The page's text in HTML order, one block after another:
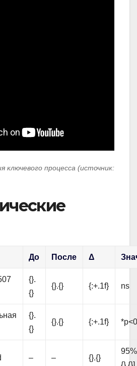
ключевого процесса (источник:
До После Δ
{}.
{}
{}.{} {:+.1f} ns
{}.
{}
{}.{} {:+.1f}
– – {}.{}